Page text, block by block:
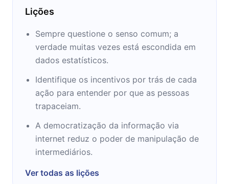
trabalho publicado de Dubner foi na revista
infantil americana Destaques Para Crianças.
Dubner recebeu uma bolsa de estudo da
Appalachian State University na Carolina do
Norte e se formou em 1984. Em Appalachian
foi assinada para a Arista Records. Em 1988,
ele parou de tocar música para se concentrar
mais na escrita, recebendo um Master of Fine
Arts em Writing da Columbia University
(1990), onde também ensinou no
Departamento de Inglês. Na década de 1990,
York Times Magazine.
Lições
Sempre questione o senso comum; a
verdade muitas vezes está escondida em
dados estatísticos.
Identifique os incentivos por trás de cada
ação para entender por que as pessoas
trapaceiam.
A democratização da informação via
internet reduz o poder de manipulação de
intermediários.
Ver todas as lições